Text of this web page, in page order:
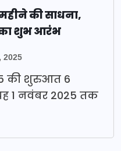
की साधना,
शुभ आरंभ
2025
की शुरुआत 6
1 नवंबर 2025 तक